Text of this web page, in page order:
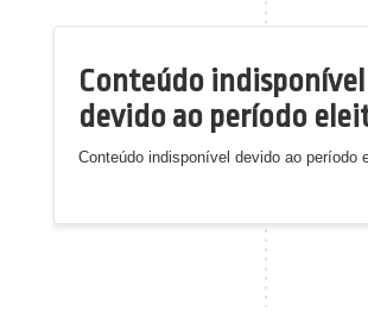
Conteúdo indisponível
devido ao período
Conteúdo indisponível devido ao período